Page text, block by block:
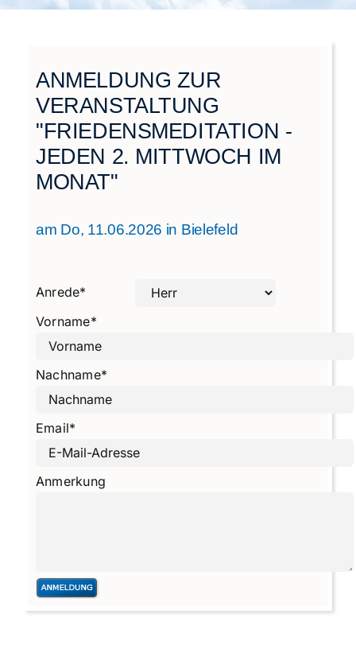
Städtegruppen Schweiz
ANMELDUNG ZUR
VERANSTALTUNG
"FRIEDENSMEDITATION -
JEDEN 2. MITTWOCH IM
MONAT"
am Do, 11.06.2026 in Bielefeld
Anrede*
Vorname*
Nachname*
Email*
Anmerkung